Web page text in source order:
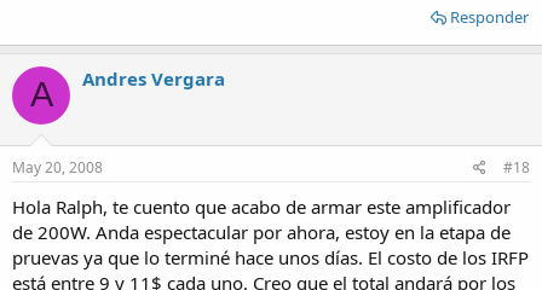
Responder
A Andres Vergara
May 20, 2008 #18
Hola Ralph, te cuento que acabo de armar este amplificador
de 200W. Anda espectacular por ahora, estoy en la etapa de
pruevas ya que lo terminé hace unos días. El costo de los IRFP
está entre 9 y 11$ cada uno. Creo que el total andará por los